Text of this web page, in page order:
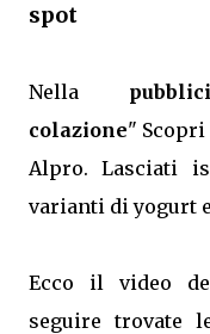
spot
Nella
colazione"
Alpro. Lasciati
varianti di yogurt
Ecco il video
seguire trovate